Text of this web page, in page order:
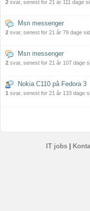
2 svar, senest for 21 år 111 dage
Msn messenger
2 svar, senest for 21 år 79 dage
Msn messenger
2 svar, senest for 21 år 107 dage
Nokia C110 på Fedora 3
1 svar, senest for 21 år 133 dage
IT jobs|